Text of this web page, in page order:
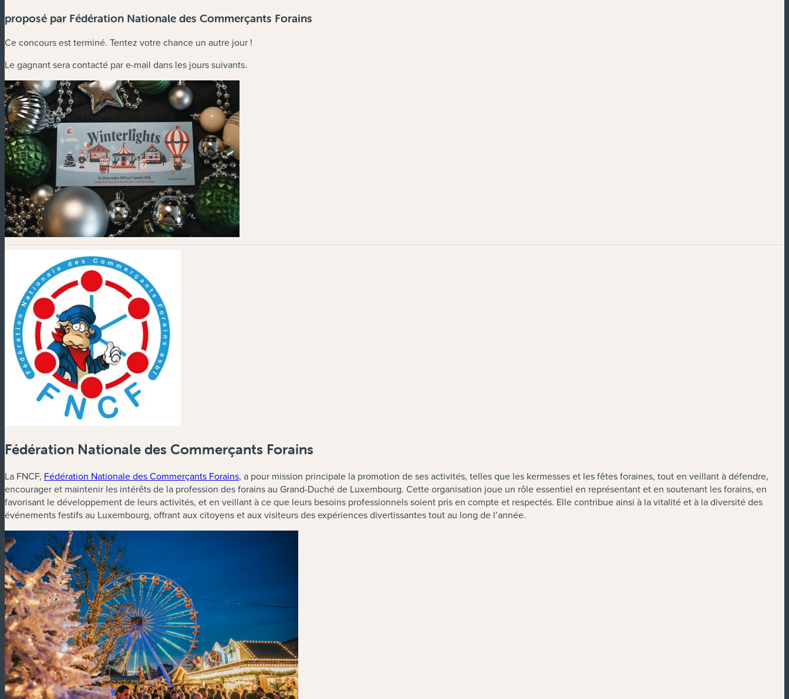
proposé par Fédération Nationale des Commerçants Forains
Ce concours est terminé. Tentez votre chance un autre jour !
Le gagnant sera contacté par e-mail dans les jours suivants.
Fédération Nationale des Commerçants Forains
La FNCF, Fédération Nationale des Commerçants Forains, a pour mission principale la promotion de ses activités, telles que les kermesses et les fêtes foraines, tout en veillant à défendre,
encourager et maintenir les intérêts de la profession des forains au Grand-Duché de Luxembourg. Cette organisation joue un rôle essentiel en représentant et en soutenant les forains, en
favorisant le développement de leurs activités, et en veillant à ce que leurs besoins professionnels soient pris en compte et respectés. Elle contribue ainsi à la vitalité et à la diversité des
événements festifs au Luxembourg, offrant aux citoyens et aux visiteurs des expériences divertissantes tout au long de l’année.
(nouvelle fenêtre)
(nouvelle fenêtre)